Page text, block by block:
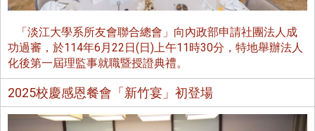
「淡江大學系所友會聯合總會」向內政部申請社團法人成
功過審，於114年6月22日(日)上午11時30分，特地舉辦法人
化後第一屆理監事就職暨授證典禮。
2025校慶感恩餐會「新竹宴」初登場